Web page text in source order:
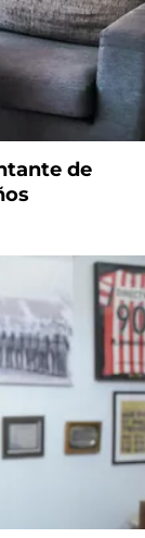
de